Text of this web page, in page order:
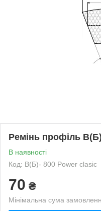
Ремінь профіль
В наявності
Код: В(Б)- 800 Power clasic
70 ₴
Мінімальна сума